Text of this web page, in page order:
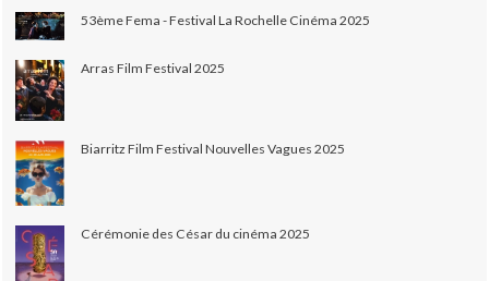
53ème Fema - Festival La Rochelle Cinéma 2025
Arras Film Festival 2025
Biarritz Film Festival Nouvelles Vagues 2025
Cérémonie des César du cinéma 2025